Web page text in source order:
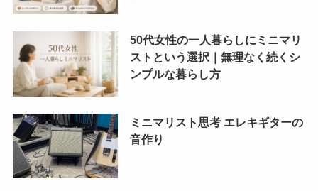
50代女性の一人暮らしにミニマリ
ストという選択｜無理なく続くシ
ンプルな暮らし方
ミニマリスト思考 エレキギターの
音作り